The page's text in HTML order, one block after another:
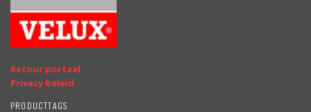
Retour portaal
Privacy beleid
PRODUCTTAGS